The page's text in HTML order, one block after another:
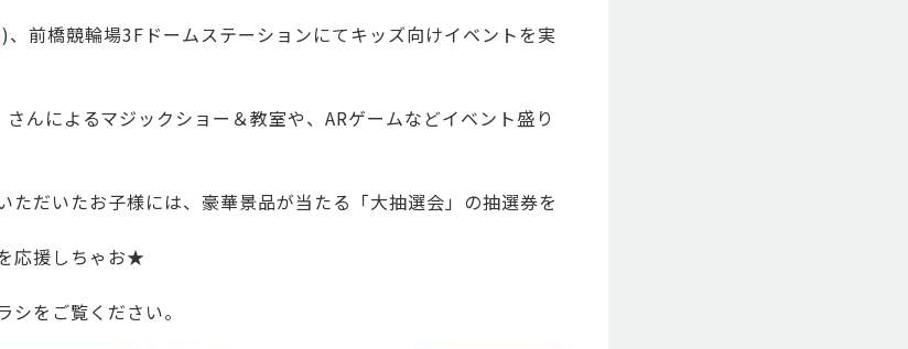
)、前橋競輪場3Fドームステーションにてキッズ向けイベントを実
んによるマジックショー＆教室や、ARゲームなどイベント盛り
ただいたお子様には、豪華景品が当たる「大抽選会」の抽選券を
応援しちゃお★
をご覧ください。